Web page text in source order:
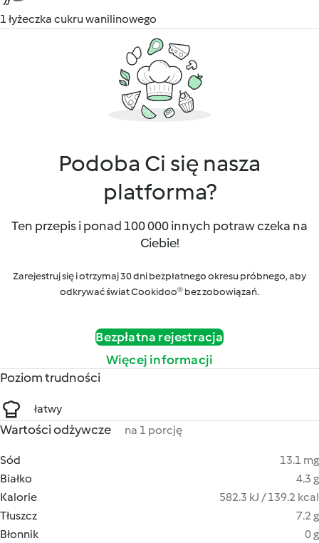
1 łyżeczka cukru wanilinowego
Podoba Ci się nasza
platforma?
Ten przepis i ponad 100 000 innych potraw czeka na
Ciebie!
Zarejestruj się i otrzymaj 30 dni bezpłatnego okresu próbnego, aby
odkrywać świat Cookidoo® bez zobowiązań.
Bezpłatna rejestracja
Więcej informacji
Poziom trudności
łatwy
Wartości odżywcze na 1 porcję
Sód
13.1 mg
Białko
4.3 g
Kalorie
582.3 kJ / 139.2 kcal
Tłuszcz
7.2 g
Błonnik
0 g